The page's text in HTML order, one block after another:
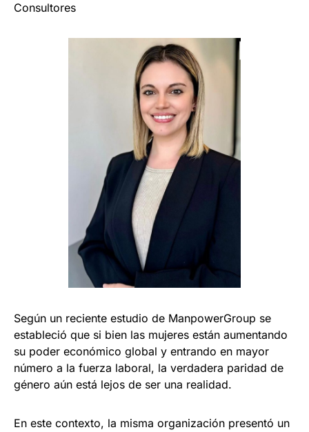
Consultores
Según un reciente estudio de ManpowerGroup se
estableció que si bien las mujeres están aumentando
su poder económico global y entrando en mayor
número a la fuerza laboral, la verdadera paridad de
género aún está lejos de ser una realidad.
En este contexto, la misma organización presentó un